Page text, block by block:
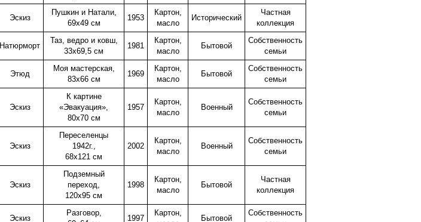
Эскиз
Пушкин и Натали,
69х49 см
1953
Картон,
масло
Исторический
Частная
коллекция
Натюрморт
Таз, ведро и ковш,
33х69,5 см
1981
Картон,
масло
Бытовой
Собственность
семьи
Этюд
Моя мастерская,
83х66 см
1969
Картон,
масло
Бытовой
Собственность
семьи
Эскиз
К картине
«Эвакуация»,
80х70 см
1957
Картон,
масло
Военный
Собственность
семьи
Эскиз
Переселенцы
1942г.,
68х121 см
2002
Картон,
масло
Военный
Собственность
семьи
Эскиз
Подземный
переход,
120х95 см
1998
Картон,
масло
Бытовой
Частная
коллекция
Эскиз
Разговор,
1997
Картон,
Бытовой
Собственность